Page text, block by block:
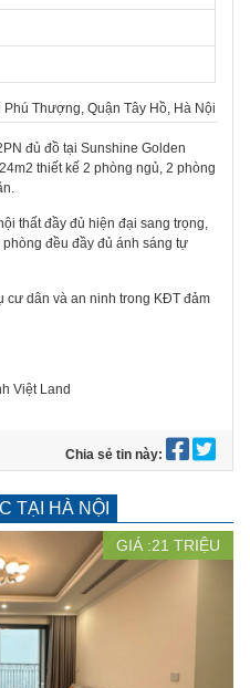
Thượng, Quận Tây Hồ, Hà Nội
đủ đồ tại Sunshine Golden
thiết kế 2 phòng ngủ, 2 phòng
thất đầy đủ hiện đại sang trọng,
đều đầy đủ ánh sáng tự
cư dân và an ninh trong KĐT đảm
Việt Land
Chia sẻ tin này:
TẠI HÀ NỘI
GIÁ :21 TRIỆU